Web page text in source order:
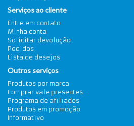
Serviços ao cliente
Entre em contato
Minha conta
Solicitar devolução
Pedidos
Lista de desejos
Outros serviços
Produtos por marca
Comprar vale presentes
Programa de afiliados
Produtos em promoção
Informativo